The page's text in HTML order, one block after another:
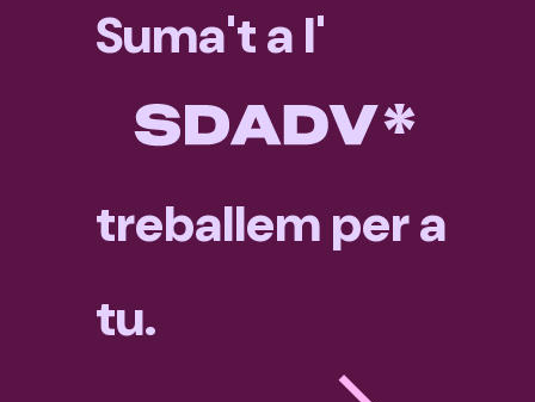
Suma't a l'
treballem per a
tu.